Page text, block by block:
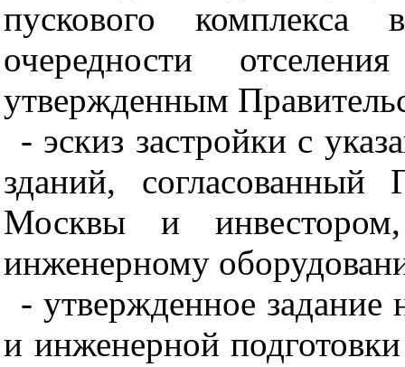
пускового комплекса
очередности
утвержденным
- эскиз застройки с
зданий, согласованный
Москвы и
инженерному
- утвержденное задание
и инженерной